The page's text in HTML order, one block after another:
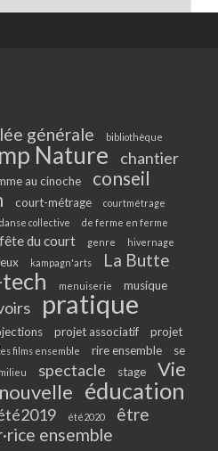
générale
bibliothèque
Nature
chantier
au cinoche
conseil
court-métrage
courtmétrage
danse collective
de ferme en ferme
fête du court genre hivernage
kampagn'arts La Butte
menuiserie musique
pratique
projet associatif
projet
films ensemble rire ensemble
se
spectacle stage
Vie
éducation
été2020
être
ensemble